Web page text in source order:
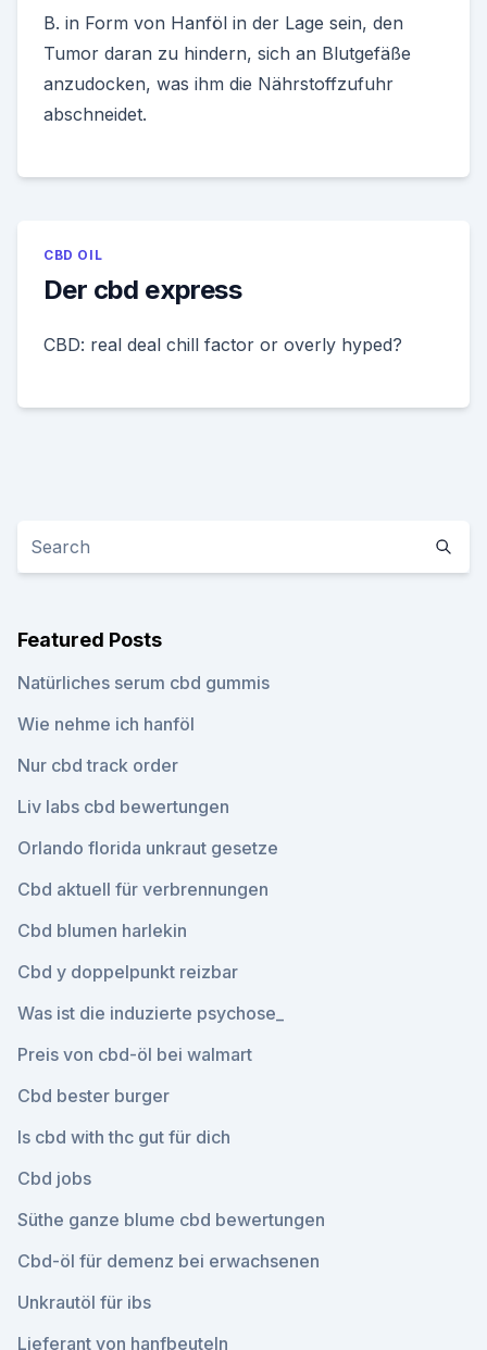
B. in Form von Hanföl in der Lage sein, den
Tumor daran zu hindern, sich an Blutgefäße
anzudocken, was ihm die Nährstoffzufuhr
abschneidet.
CBD OIL
Der cbd express
CBD: real deal chill factor or overly hyped?
Featured Posts
Natürliches serum cbd gummis
Wie nehme ich hanföl
Nur cbd track order
Liv labs cbd bewertungen
Orlando florida unkraut gesetze
Cbd aktuell für verbrennungen
Cbd blumen harlekin
Cbd y doppelpunkt reizbar
Was ist die induzierte psychose_
Preis von cbd-öl bei walmart
Cbd bester burger
Is cbd with thc gut für dich
Cbd jobs
Süthe ganze blume cbd bewertungen
Cbd-öl für demenz bei erwachsenen
Unkrautöl für ibs
Lieferant von hanfbeuteln